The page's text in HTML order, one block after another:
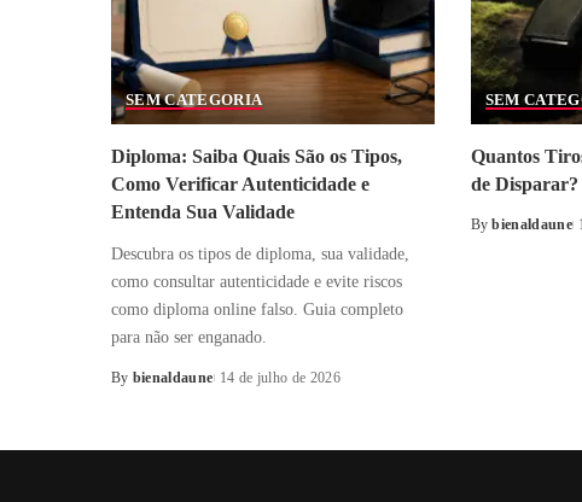
SEM CATEGORIA
Diploma: Saiba Quais São os Tipos,
Como Verificar Autenticidade e
Entenda Sua Validade
Descubra os tipos de diploma, sua validade,
como consultar autenticidade e evite riscos
como diploma online falso. Guia completo
para não ser enganado.
Posted
By bienaldaune 14 de julho de 2026
SEM
Quantos
de
Posted
By bienaldaune